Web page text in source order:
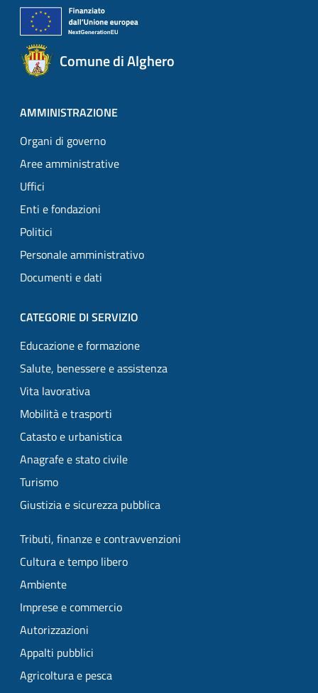
Comune di Alghero
AMMINISTRAZIONE
Organi di governo
Aree amministrative
Uffici
Enti e fondazioni
Politici
Personale amministrativo
Documenti e dati
CATEGORIE DI SERVIZIO
Educazione e formazione
Salute, benessere e assistenza
Vita lavorativa
Mobilità e trasporti
Catasto e urbanistica
Anagrafe e stato civile
Turismo
Giustizia e sicurezza pubblica
Tributi, finanze e contravvenzioni
Cultura e tempo libero
Ambiente
Imprese e commercio
Autorizzazioni
Appalti pubblici
Agricoltura e pesca